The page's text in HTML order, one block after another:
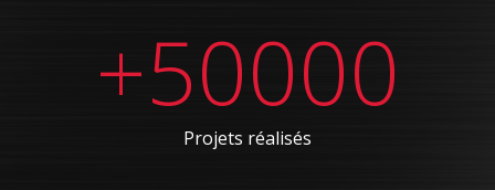
+50000
Projets réalisés